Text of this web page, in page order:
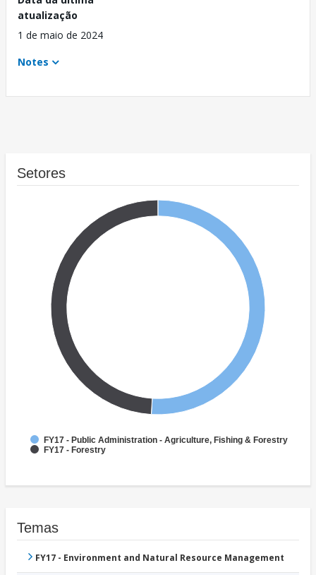
atualização
1 de maio de 2024
Notes
Setores
FY17 - Public Administration - Agriculture, Fishing & Forestry
FY17 - Forestry
Temas
FY17 - Environment and Natural Resource Management